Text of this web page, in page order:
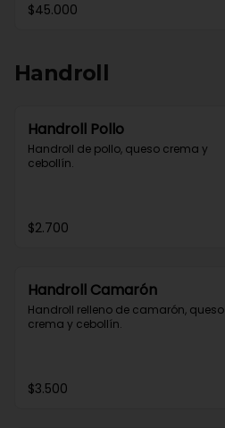
un dia a otro.
envoltura
Salmon,camaron y pulpo se
26241343
$45.000
Handroll
Handroll Pollo
Handroll de pollo, queso crema y
cebollín.
$2.700
Handroll Camarón
Handroll relleno de camarón, queso
crema y cebollín.
$3.500